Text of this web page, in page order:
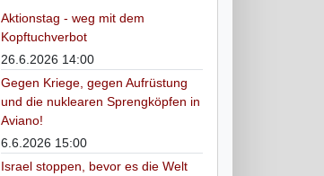
Aktionstag - weg mit dem
Kopftuchverbot
26.6.2026 14:00
Gegen Kriege, gegen Aufrüstung
und die nuklearen Sprengköpfen in
Aviano!
6.6.2026 15:00
Israel stoppen, bevor es die Welt